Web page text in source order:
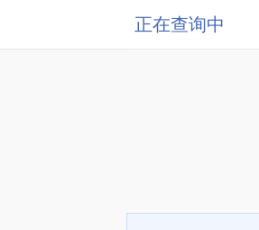
正在查询中